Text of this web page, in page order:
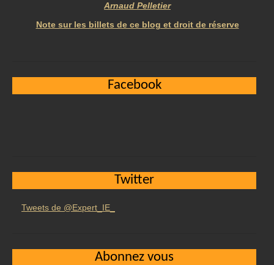
Arnaud Pelletier
Note sur les billets de ce blog et droit de réserve
Facebook
Twitter
Tweets de @Expert_IE_
Abonnez vous